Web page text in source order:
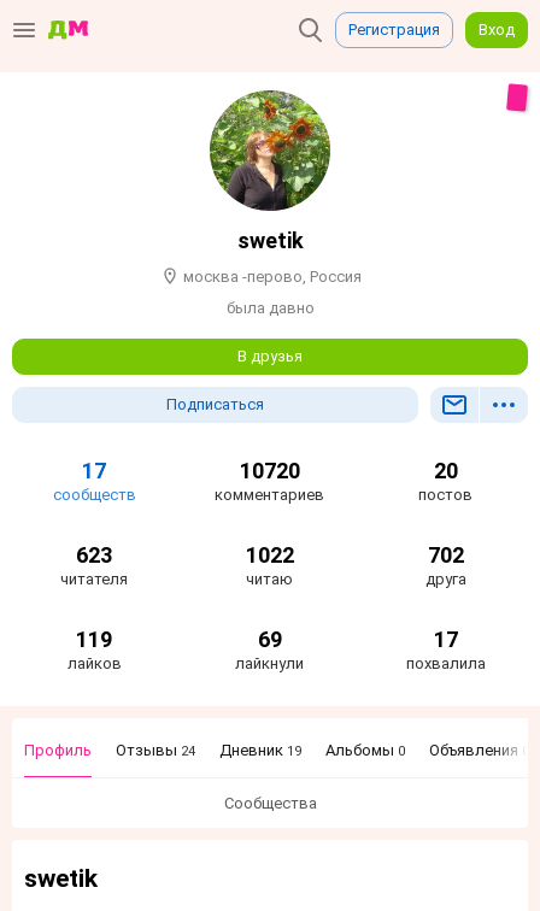
Регистрация Вход
swetik
москва -перово, Россия
была давно
В друзья
Подписаться
17
сообществ
10720
комментариев
20
постов
623
читателя
1022
читаю
702
друга
119
лайков
69
лайкнули
17
похвалила
Профиль Отзывы 24 Дневник 19 Альбомы 0 Объявления
Сообщества
swetik